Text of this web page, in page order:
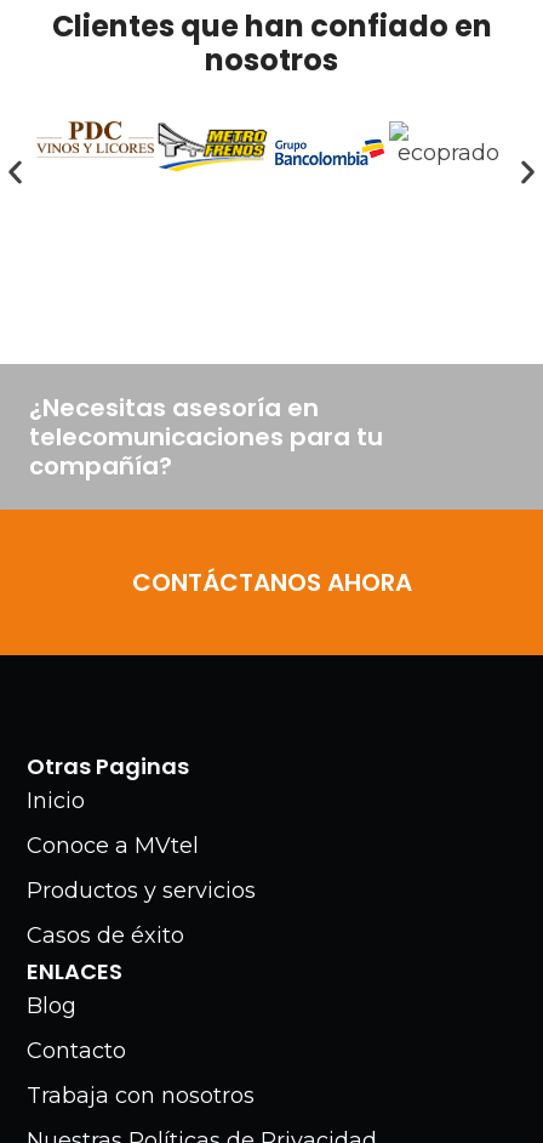
Clientes que han confiado en
nosotros
¿Necesitas asesoría en
telecomunicaciones para tu
compañía?
CONTÁCTANOS AHORA
Otras Paginas
Inicio
Conoce a MVtel
Productos y servicios
Casos de éxito
ENLACES
Blog
Contacto
Trabaja con nosotros